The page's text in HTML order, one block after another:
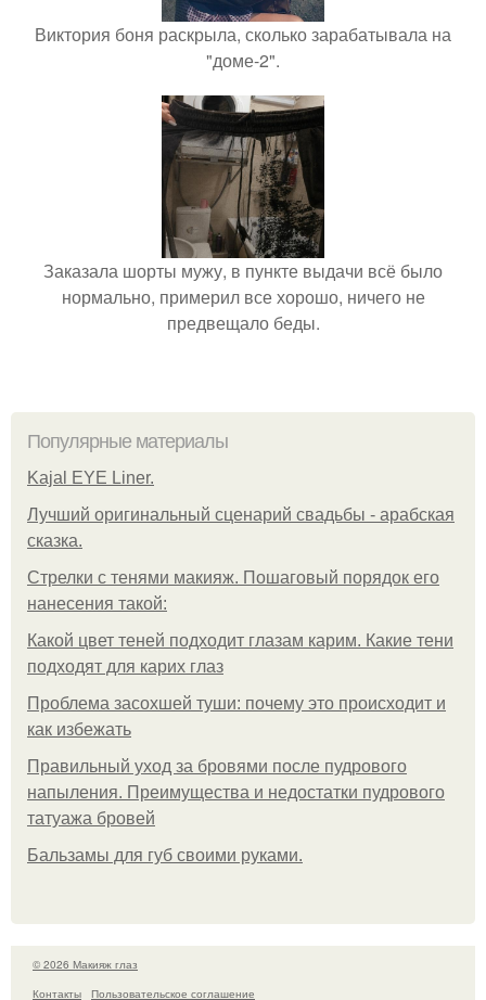
Виктория боня раскрыла, сколько зарабатывала на
"доме-2".
Заказала шорты мужу, в пункте выдачи всё было
нормально, примерил все хорошо, ничего не
предвещало беды.
Популярные материалы
Kajal EYE Liner.
Лучший оригинальный сценарий свадьбы - арабская
сказка.
Стрелки с тенями макияж. Пошаговый порядок его
нанесения такой:
Какой цвет теней подходит глазам карим. Какие тени
подходят для карих глаз
Проблема засохшей туши: почему это происходит и
как избежать
Правильный уход за бровями после пудрового
напыления. Преимущества и недостатки пудрового
татуажа бровей
Бальзамы для губ своими руками.
© 2026 Макияж глаз
Контакты
Пользовательское соглашение